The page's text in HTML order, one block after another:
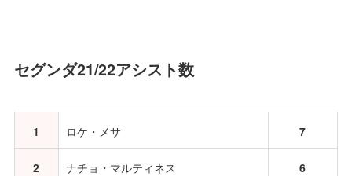
セグンダ21/22アシスト数
1 ロケ・メサ 7
2 ナチョ・マルティネス 6